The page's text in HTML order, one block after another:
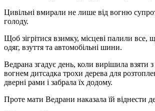
Цивільні вмирали не лише від вогню
голоду.
Щоб зігрітися взимку, місцеві палили все,
одяг, взуття та автомобільні шини.
Ведрана згадує день, коли вирішила взяти
вогнем дитсадка трохи дерева для
дверні рами і забрала їх додому.
Проте мати Ведрани наказала їй віднести